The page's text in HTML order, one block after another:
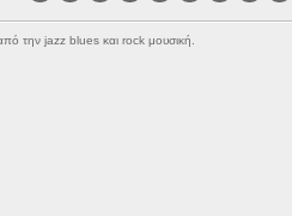
την jazz blues και rock μουσική.